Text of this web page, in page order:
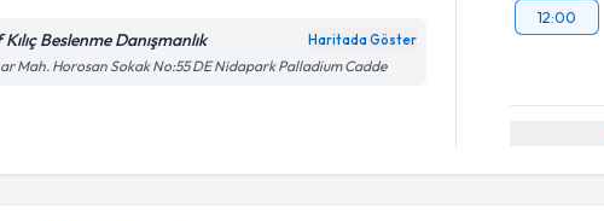
Kılıç Beslenme Danışmanlık Haritada Göster
Mah. Horosan Sokak No:55 DE Nidapark Palladium Cadde
12:00